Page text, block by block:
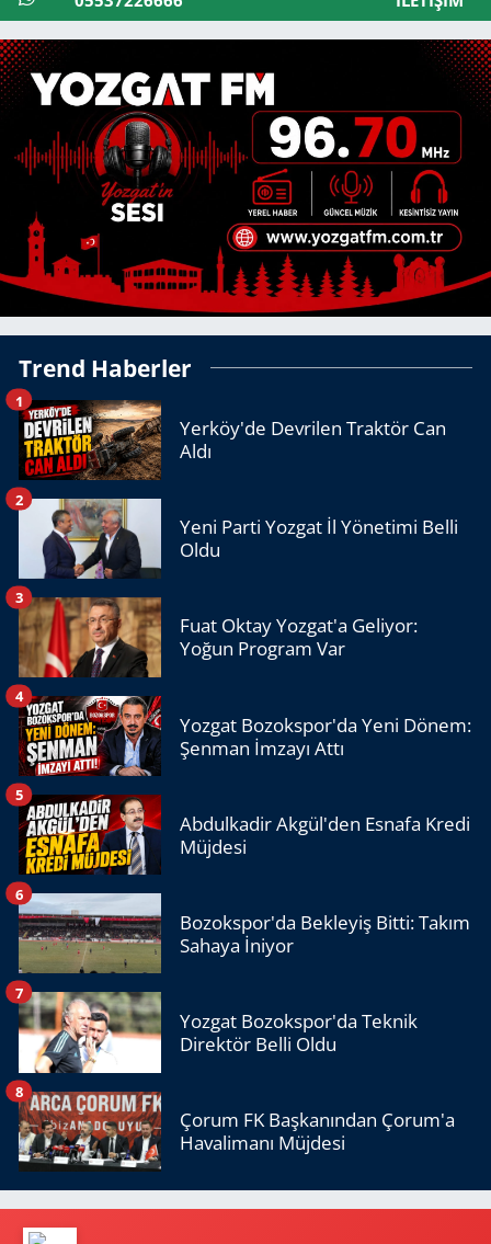
Trend Haberler
Yerköy'de Devrilen Traktör Can
Aldı
1
Yeni Parti Yozgat İl Yönetimi Belli
Oldu
2
Fuat Oktay Yozgat'a Geliyor:
Yoğun Program Var
3
Yozgat Bozokspor'da Yeni Dönem:
Şenman İmzayı Attı
4
Abdulkadir Akgül'den Esnafa Kredi
Müjdesi
5
Bozokspor'da Bekleyiş Bitti: Takım
Sahaya İniyor
6
Yozgat Bozokspor'da Teknik
Direktör Belli Oldu
7
Çorum FK Başkanından Çorum'a
Havalimanı Müjdesi
8